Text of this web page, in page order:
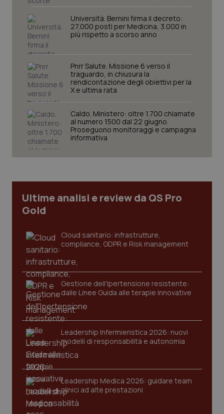
Università. Bernini firma il decreto:
27.000 posti per Medicina, 3.000 in
più rispetto a scorso anno
Pnrr Salute. Missione 6 verso il
traguardo, in chiusura la
rendicontazione degli obiettivi per la
X e ultima rata
Caldo. Ministero: oltre 1.700 chiamate
al numero 1500 dal 22 giugno.
Proseguono monitoraggi e campagna
informativa
Ultime analisi e review da QS Pro
Gold
Cloud sanitario: infrastrutture,
compliance, GDPR e Risk management
Gestione dell'Ipertensione resistente:
dalle Linee Guida alle terapie innovative
Leadership Infermieristica 2026: nuovi
modelli di responsabilità e autonomia
Leadership Medica 2026: guidare team
clinici ad alte prestazioni